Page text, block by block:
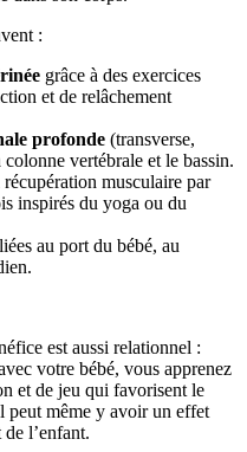
:
grâce à des exercices
et de relâchement
profonde (transverse,
vertébrale et le bassin.
récupération musculaire par
inspirés du yoga ou du
liées au port du bébé, au
est aussi relationnel :
votre bébé, vous apprenez
et de jeu qui favorisent le
peut même y avoir un effet
l’enfant.